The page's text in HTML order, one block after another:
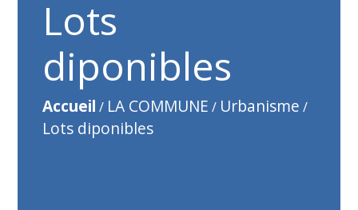
Lots
diponibles
Accueil / LA COMMUNE / Urbanisme /
Lots diponibles